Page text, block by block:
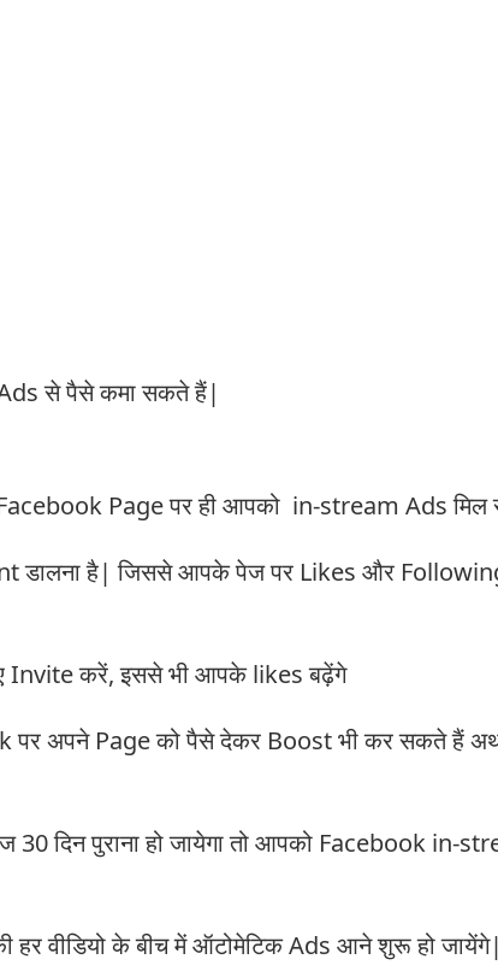
से पैसे कमा सकते हैं|
Page पर ही आपको in-stream Ads
डालना है| जिससे आपके पेज पर Likes और
Invite करें, इससे भी आपके likes बढ़ेंगे
पर अपने Page को पैसे देकर Boost भी कर सकते हैं
दिन पुराना हो जायेगा तो आपको Facebook in-
हर वीडियो के बीच में ऑटोमेटिक Ads आने शुरू हो